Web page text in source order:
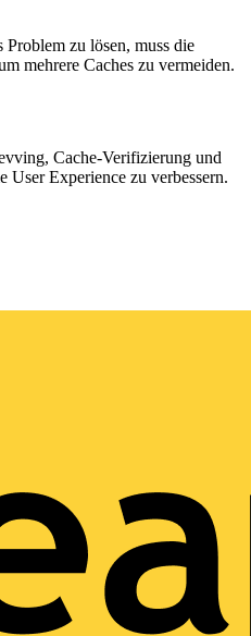
zu lösen, muss die
mehrere Caches zu vermeiden.
Cache-Verifizierung und
Experience zu verbessern.